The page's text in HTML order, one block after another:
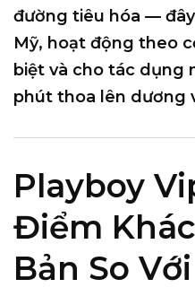
đường tiêu hóa —
Mỹ, hoạt động theo
biệt và cho tác dụng
phút thoa lên dương
Playboy
Điểm
Bản So